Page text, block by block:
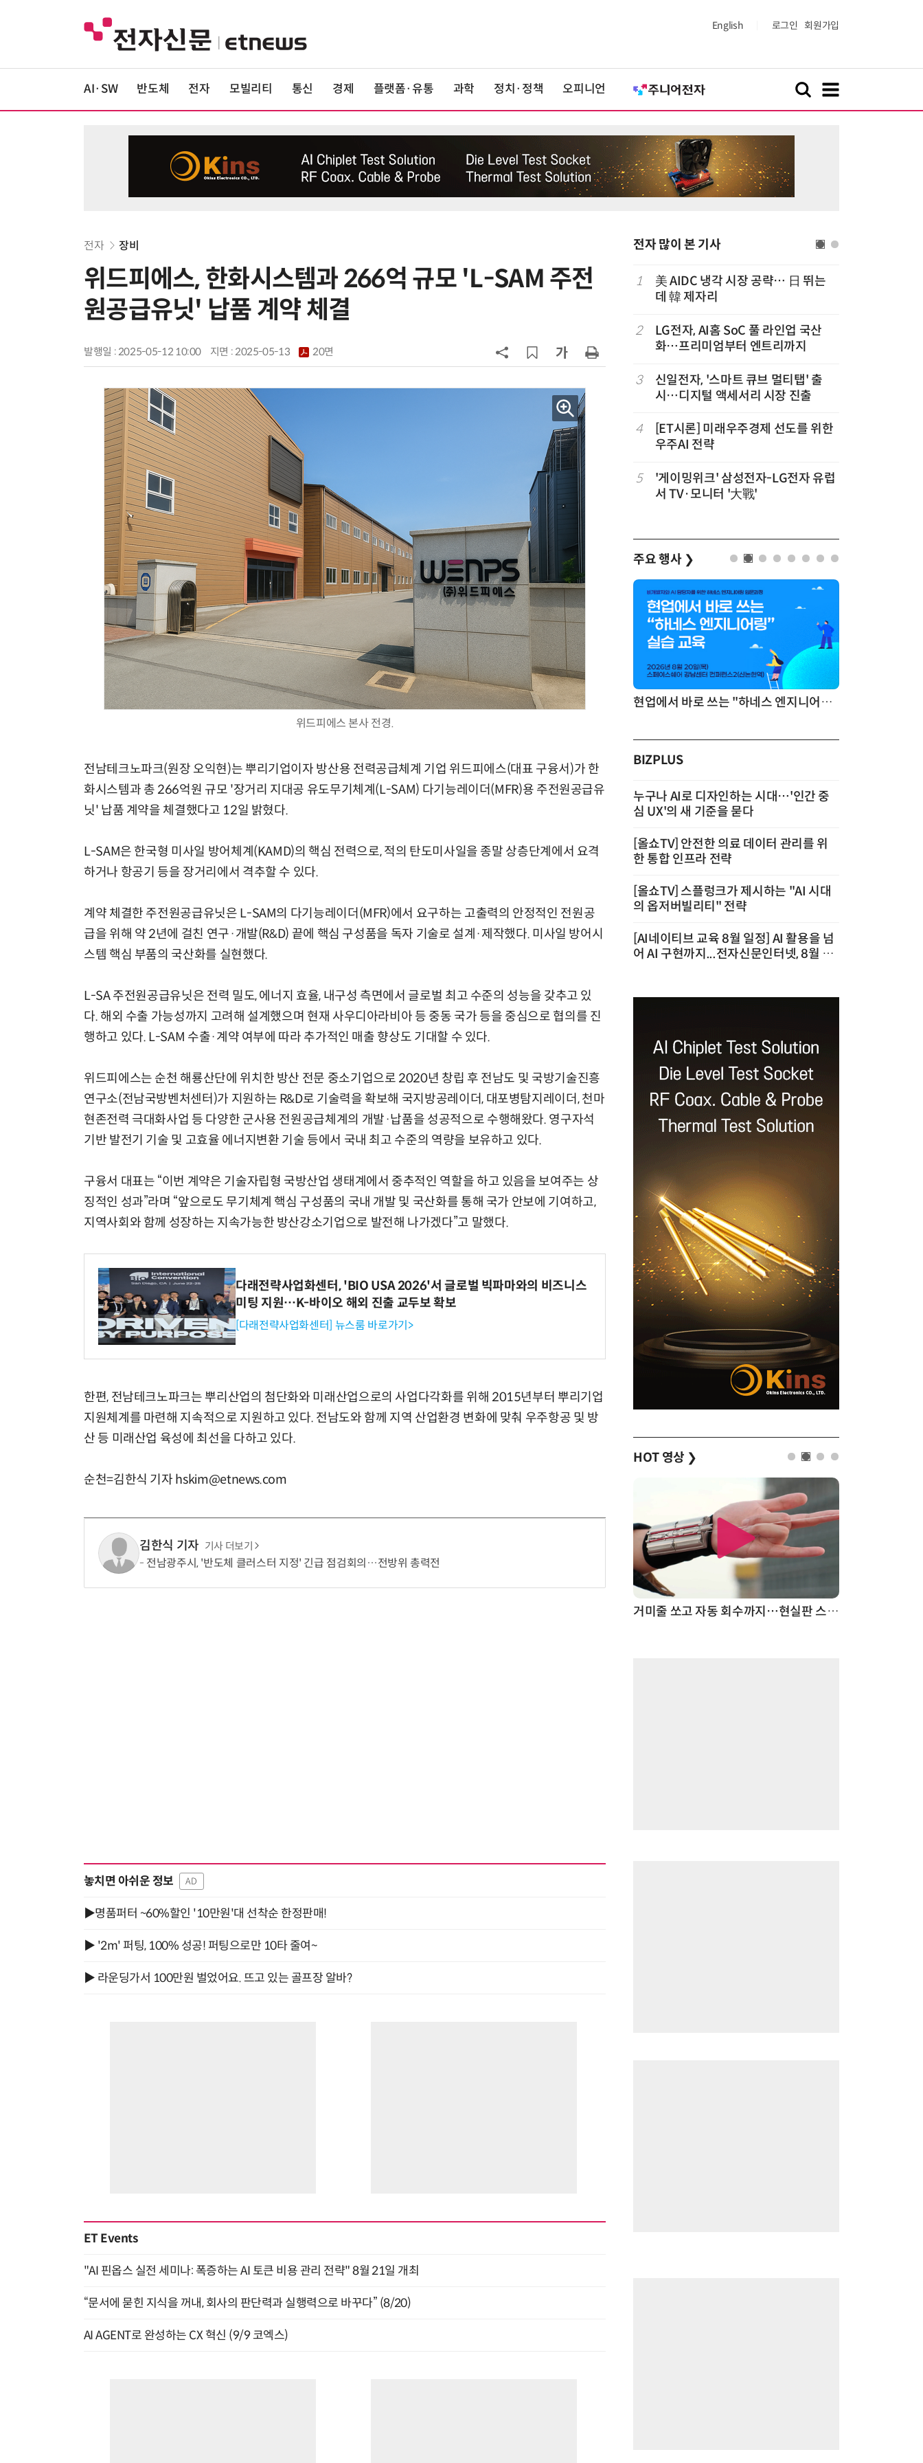
English 로그인 회원가입
AI·SW 반도체 전자 모빌리티 통신 경제 플랫폼·유통 과학 정치·정책 오피니언
전자 장비
위드피에스, 한화시스템과 266억 규모 'L-SAM 주전
원공급유닛' 납품 계약 체결
발행일 : 2025-05-12 10:00 지면 :2025-05-13 20면
위드피에스 본사 전경.
전남테크노파크(원장 오익현)는 뿌리기업이자 방산용 전력공급체계 기업 위드피에스(대표 구융서)가 한
화시스템과 총 266억원 규모 '장거리 지대공 유도무기체계(L-SAM) 다기능레이더(MFR)용 주전원공급유
닛' 납품 계약을 체결했다고 12일 밝혔다.
L-SAM은 한국형 미사일 방어체계(KAMD)의 핵심 전력으로, 적의 탄도미사일을 종말 상층단계에서 요격
하거나 항공기 등을 장거리에서 격추할 수 있다.
계약 체결한 주전원공급유닛은 L-SAM의 다기능레이더(MFR)에서 요구하는 고출력의 안정적인 전원공
급을 위해 약 2년에 걸친 연구·개발(R&D) 끝에 핵심 구성품을 독자 기술로 설계·제작했다. 미사일 방어시
스템 핵심 부품의 국산화를 실현했다.
L-SA 주전원공급유닛은 전력 밀도, 에너지 효율, 내구성 측면에서 글로벌 최고 수준의 성능을 갖추고 있
다. 해외 수출 가능성까지 고려해 설계했으며 현재 사우디아라비아 등 중동 국가 등을 중심으로 협의를 진
행하고 있다. L-SAM 수출·계약 여부에 따라 추가적인 매출 향상도 기대할 수 있다.
위드피에스는 순천 해룡산단에 위치한 방산 전문 중소기업으로 2020년 창립 후 전남도 및 국방기술진흥
연구소(전남국방벤처센터)가 지원하는 R&D로 기술력을 확보해 국지방공레이더, 대포병탐지레이더, 천마
현존전력 극대화사업 등 다양한 군사용 전원공급체계의 개발·납품을 성공적으로 수행해왔다. 영구자석
기반 발전기 기술 및 고효율 에너지변환 기술 등에서 국내 최고 수준의 역량을 보유하고 있다.
구융서 대표는 “이번 계약은 기술자립형 국방산업 생태계에서 중추적인 역할을 하고 있음을 보여주는 상
징적인 성과”라며 “앞으로도 무기체계 핵심 구성품의 국내 개발 및 국산화를 통해 국가 안보에 기여하고,
지역사회와 함께 성장하는 지속가능한 방산강소기업으로 발전해 나가겠다”고 말했다.
다래전략사업화센터, 'BIO USA 2026'서 글로벌 빅파마와의 비즈니스
미팅 지원…K-바이오 해외 진출 교두보 확보
[다래전략사업화센터] 뉴스룸 바로가기>
한편, 전남테크노파크는 뿌리산업의 첨단화와 미래산업으로의 사업다각화를 위해 2015년부터 뿌리기업
지원체계를 마련해 지속적으로 지원하고 있다. 전남도와 함께 지역 산업환경 변화에 맞춰 우주항공 및 방
산 등 미래산업 육성에 최선을 다하고 있다.
순천=김한식 기자 hskim@etnews.com
김한식 기자 기사 더보기
전남광주시, '반도체 클러스터 지정' 긴급 점검회의…전방위 총력전
놓치면 아쉬운 정보 AD
▶명품퍼터 ~60%할인 '10만원'대 선착순 한정판매!
▶ '2m' 퍼팅, 100% 성공! 퍼팅으로만 10타 줄여~
▶ 라운딩가서 100만원 벌었어요. 뜨고 있는 골프장 알바?
ET Events
"AI 핀옵스 실전 세미나: 폭증하는 AI 토큰 비용 관리 전략" 8월 21일 개최
“문서에 묻힌 지식을 꺼내, 회사의 판단력과 실행력으로 바꾸다” (8/20)
AI AGENT로 완성하는 CX 혁신 (9/9 코엑스)
전자 많이 본 기사
6
LG전자 “로니 판매량, 역대 최다…
시…“표정으로 작동 상태 구분”
대기업과 협력사 AI 상생 시동
“상장폐지 막아라”…중소 가전 기업,
[포토] 폭염엔 물놀이지~
1
美 AIDC 냉각 시장 공략… 日 뛰는
데 韓 제자리
2
LG전자, AI홈 SoC 풀 라인업 국산
화…프리미엄부터 엔트리까지
3
신일전자, '스마트 큐브 멀티탭' 출
시…디지털 액세서리 시장 진출
4
[ET시론] 미래우주경제 선도를 위한
우주AI 전략
5
'게이밍위크' 삼성전자-LG전자 유럽
서 TV·모니터 '大戰'
주요 행사 ❯
양자컴퓨팅 비즈니스·기술 입문 1-Day 워크샵 - 큐비트·양자 알고리듬·Qiskit 실습으로 이해하는 차세대 현업에서 바로 쓰는 "하네스 엔지니어링" 실습 교육
BIZPLUS
누구나 AI로 디자인하는 시대…'인간 중
심 UX'의 새 기준을 묻다
[올쇼TV] 안전한 의료 데이터 관리를 위
한 통합 인프라 전략
[올쇼TV] 스플렁크가 제시하는 "AI 시대
의 옵저버빌리티" 전략
[AI네이티브 교육 8월 일정] AI 활용을 넘
어 AI 구현까지...전자신문인터넷, 8월 실
HOT 영상 ❯
거미줄 쏘고 자동 회수까지…현실판 스파이더맨 웹 슈터